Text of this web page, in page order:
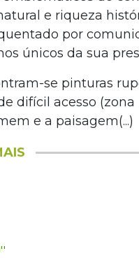
e riqueza
por
únicos da sua
se pinturas
difícil acesso
e a paisagem(...)